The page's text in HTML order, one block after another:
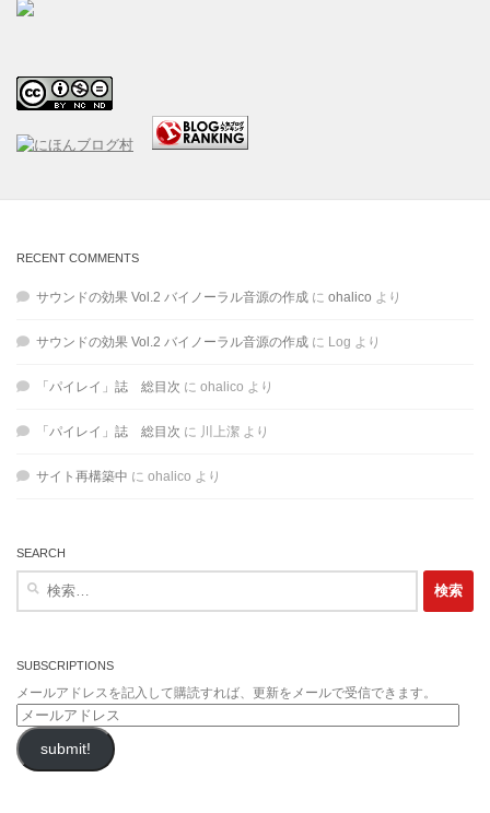
RECENT COMMENTS
サウンドの効果 Vol.2 バイノーラル音源の作成 に ohalico より
サウンドの効果 Vol.2 バイノーラル音源の作成 に Log より
「パイレイ」誌 総目次 に ohalico より
「パイレイ」誌 総目次 に 川上潔 より
サイト再構築中 に ohalico より
SEARCH
SUBSCRIPTIONS
メールアドレスを記入して購読すれば、更新をメールで受信できます。
メ
ー
ル
submit!